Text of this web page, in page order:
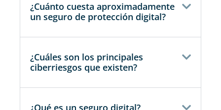
¿Cuánto cuesta aproximadamente
un seguro de protección digital?
¿Cuáles son los principales
ciberriesgos que existen?
¿Qué es un seguro digital?